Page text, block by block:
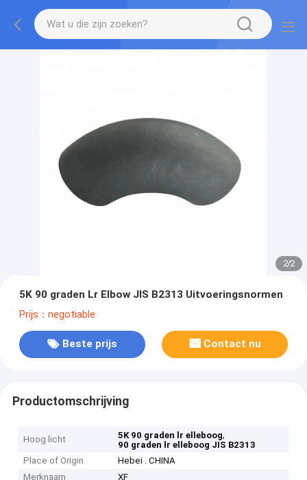
2/2
5K 90 graden Lr Elbow JIS B2313 Uitvoeringsnormen
Prijs：negotiable
Beste prijs Contact nu
Productomschrijving
Hoog licht 5K 90 graden lr elleboog,
90 graden lr elleboog JIS B2313
Place of Origin
Hebei . CHINA
Merknaam
XF